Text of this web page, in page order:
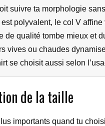
suivre ta morphologie
est polyvalent, le col V
de qualité tombe mieux et
vives ou chaudes
se choisit aussi selon
de la taille
importants quand tu